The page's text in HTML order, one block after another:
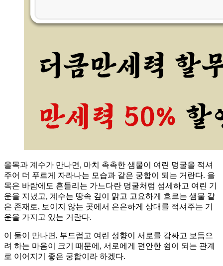
을목과 계수가 만나면, 마치 촉촉한 샘물이 여린 덩굴을 적셔
주어 더 푸르게 자라나는 모습과 같은 궁합이 되는 거란다. 을
목은 바람에도 흔들리는 가느다란 덩굴처럼 섬세하고 여린 기
운을 지녔고, 계수는 땅속 깊이 맑고 고요하게 흐르는 샘물 같
은 존재로, 보이지 않는 곳에서 은은하게 상대를 적셔주는 기
운을 가지고 있는 거란다.
이 둘이 만나면, 부드럽고 여린 성향이 서로를 감싸고 보듬으
려 하는 마음이 크기 때문에, 서로에게 편안한 쉼이 되는 관계
로 이어지기 좋은 궁합이라 하겠다.